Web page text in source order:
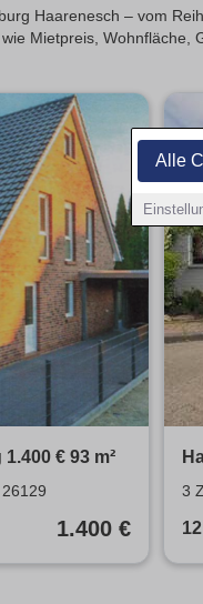
Alle
Haarenesch – vom
Mietpreis, Wohnfläche,
€ 93 m²
1.400 €
3